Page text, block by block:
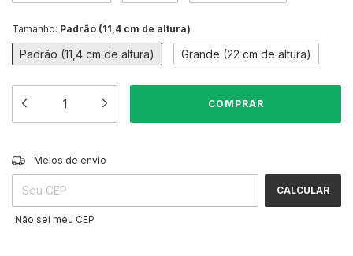
Tamanho: Padrão (11,4 cm de altura)
Padrão (11,4 cm de altura) Grande (22 cm de altura)
Entregas para o CEP:
Meios de envio
CALCULAR
Não sei meu CEP